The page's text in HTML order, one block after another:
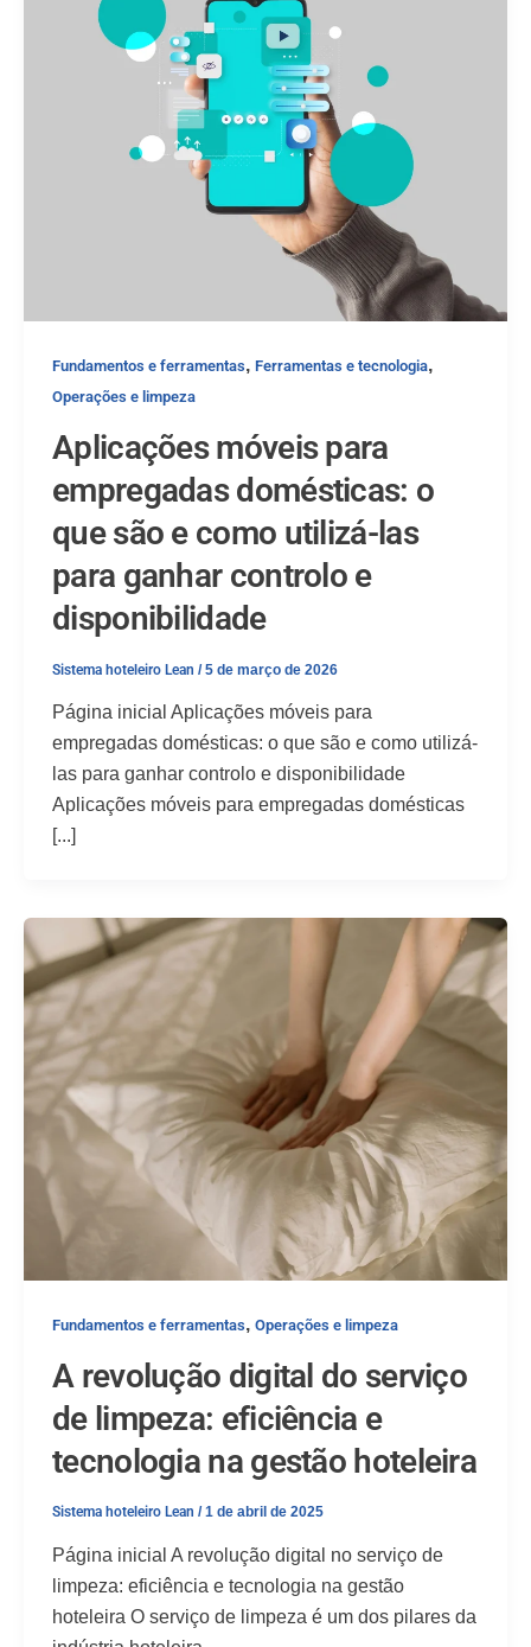
Fundamentos e ferramentas, Ferramentas e tecnologia,
Operações e limpeza
Aplicações móveis para
empregadas domésticas: o
que são e como utilizá-las
para ganhar controlo e
disponibilidade
Sistema hoteleiro Lean /5 de março de 2026
Página inicial Aplicações móveis para
empregadas domésticas: o que são e como utilizá-
las para ganhar controlo e disponibilidade
Aplicações móveis para empregadas domésticas
[...]
Fundamentos e ferramentas, Operações e limpeza
A revolução digital do serviço
de limpeza: eficiência e
tecnologia na gestão hoteleira
Sistema hoteleiro Lean /1 de abril de 2025
Página inicial A revolução digital no serviço de
limpeza: eficiência e tecnologia na gestão
hoteleira O serviço de limpeza é um dos pilares da